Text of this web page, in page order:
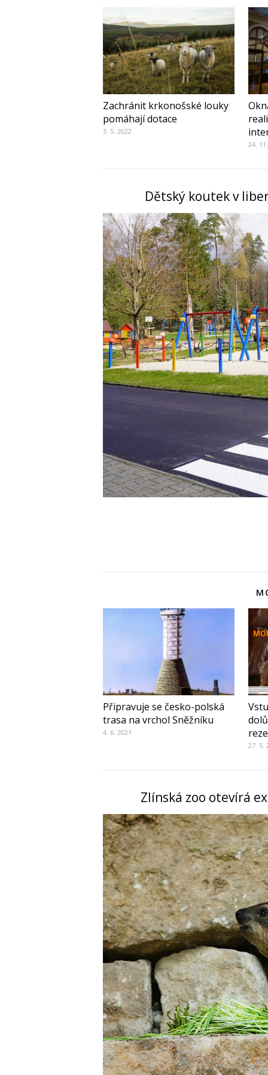
Zachránit krkonošské louky
pomáhají dotace
3. 5. 2022
24.
Dětský koutek v
Připravuje se česko-polská
trasa na vrchol Sněžníku
4. 6. 2021
27. 5.
Zlínská zoo otevírá